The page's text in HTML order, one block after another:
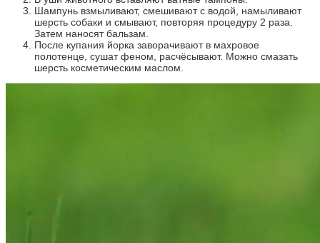
Шампунь взмыливают, смешивают с водой, намыливают
шерсть собаки и смывают, повторяя процедуру 2 раза.
Затем наносят бальзам.
После купания йорка заворачивают в махровое
полотенце, сушат феном, расчёсывают. Можно смазать
шерсть косметическим маслом.